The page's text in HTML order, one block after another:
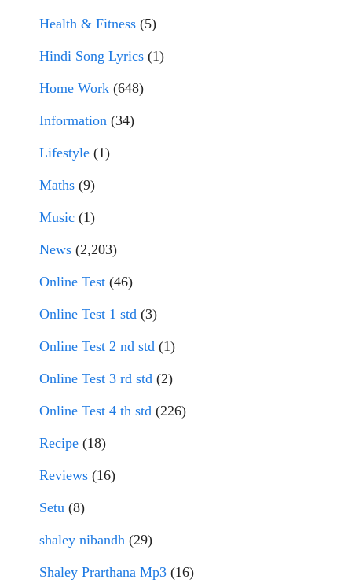
Health & Fitness (5)
Hindi Song Lyrics (1)
Home Work (648)
Information (34)
Lifestyle (1)
Maths (9)
Music (1)
News (2,203)
Online Test (46)
Online Test 1 std (3)
Online Test 2 nd std (1)
Online Test 3 rd std (2)
Online Test 4 th std (226)
Recipe (18)
Reviews (16)
Setu (8)
shaley nibandh (29)
Shaley Prarthana Mp3 (16)